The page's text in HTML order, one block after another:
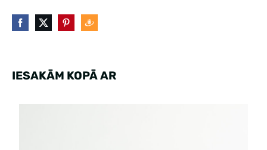
IESAKĀM KOPĀ AR